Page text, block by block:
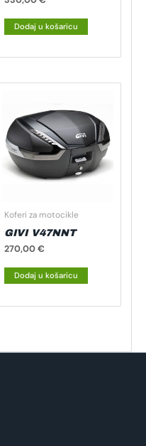
Dodaj u košaricu
Koferi za motocikle
GIVI V47NNT
270,00€
Dodaj u košaricu